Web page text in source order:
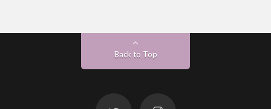
Back to Top